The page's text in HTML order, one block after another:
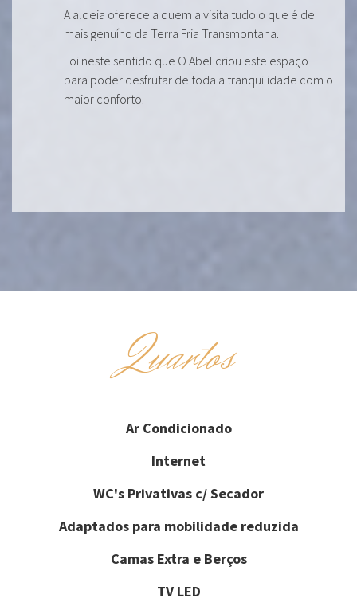
A aldeia oferece a quem a visita tudo o que é de
mais genuíno da Terra Fria Transmontana.
Foi neste sentido que O Abel criou este espaço
para poder desfrutar de toda a tranquilidade com o
maior conforto.
Quartos
Ar Condicionado
Internet
WC's Privativas c/ Secador
Adaptados para mobilidade reduzida
Camas Extra e Berços
TV LED